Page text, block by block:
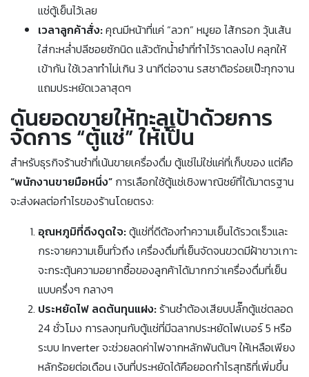
แช่ตู้เย็นไว้เลย
เวลาลูกค้าสั่ง:คุณมีหน้าที่แค่ “ลวก” หมูยอ ไส้กรอก วุ้นเส้น
ใส่กะหล่ำปลีซอยซักนิด แล้วตักน้ำยำที่ทำไว้ราดลงไป คลุกให้
เข้ากัน ใช้เวลาทำไม่เกิน 3 นาทีต่อจาน รสชาติอร่อยเป๊ะทุกจาน
แถมประหยัดเวลาสุดๆ
ดันยอดขายให้ทะลุเป้าด้วยการ
จัดการ “ตู้แช่” ให้เป็น
สำหรับธุรกิจร้านชำที่เน้นขายเครื่องดื่ม ตู้แช่ไม่ใช่แค่ที่เก็บของ แต่คือ
“พนักงานขายมือหนึ่ง” การเลือกใช้ตู้แช่เชิงพาณิชย์ที่ได้มาตรฐาน
จะส่งผลต่อกำไรของร้านโดยตรง:
อุณหภูมิที่ดึงดูดใจ:ตู้แช่ที่ดีต้องทำความเย็นได้รวดเร็วและ
กระจายความเย็นทั่วถึง เครื่องดื่มที่เย็นจัดจนขวดมีฝ้าขาวเกาะ
จะกระตุ้นความอยากซื้อของลูกค้าได้มากกว่าเครื่องดื่มที่เย็น
แบบครึ่งๆ กลางๆ
ประหยัดไฟ ลดต้นทุนแฝง:ร้านชำต้องเสียบปลั๊กตู้แช่ตลอด
24 ชั่วโมง การลงทุนกับตู้แช่ที่มีฉลากประหยัดไฟเบอร์ 5 หรือ
ระบบ Inverter จะช่วยลดค่าไฟจากหลักพันต้นๆ ให้เหลือเพียง
หลักร้อยต่อเดือน เงินที่ประหยัดได้คือยอดกำไรสุทธิที่เพิ่มขึ้น